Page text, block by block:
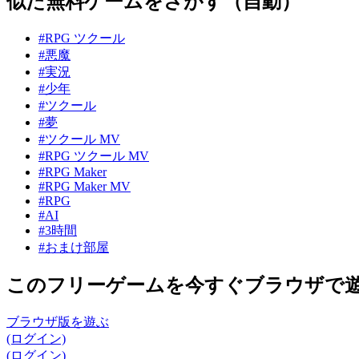
#RPG ツクール
#悪魔
#実況
#少年
#ツクール
#夢
#ツクール MV
#RPG ツクール MV
#RPG Maker
#RPG Maker MV
#RPG
#AI
#3時間
#おまけ部屋
このフリーゲームを今すぐブラウザで
ブラウザ版を遊ぶ
(ログイン)
(ログイン)